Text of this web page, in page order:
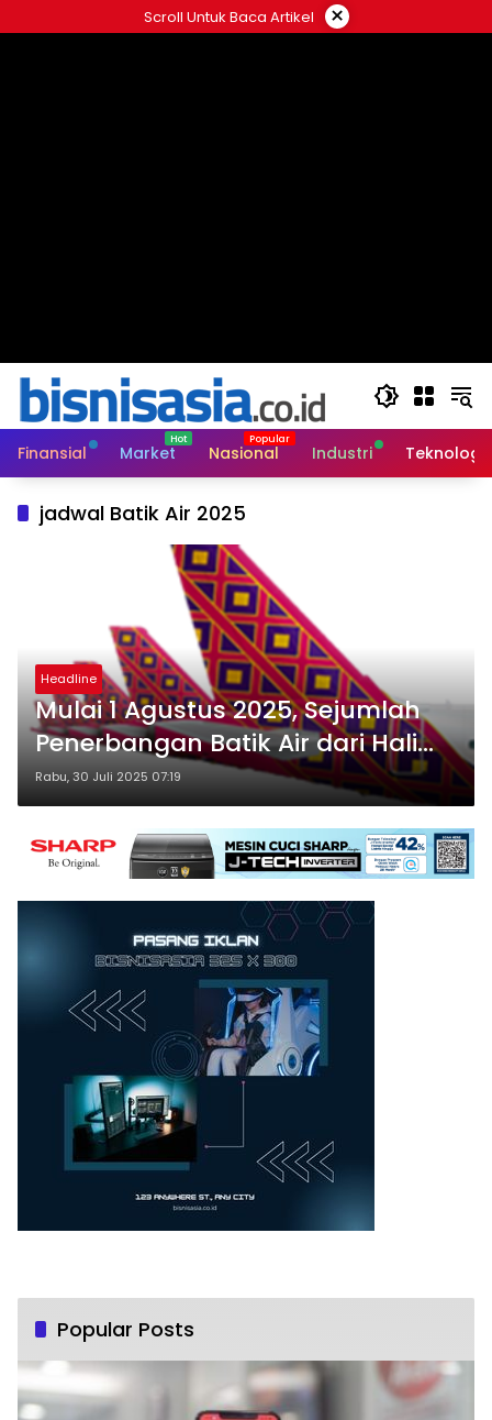
ke
Scroll Untuk Baca Artikel ×
Finansial Market Nasional Industri Teknologi
jadwal Batik Air 2025
Headline
Mulai 1 Agustus 2025, Sejumlah
Penerbangan Batik Air dari Halim
Dialihkan ke Soekarno-Hatta
Rabu, 30 Juli 2025 07:19
Popular Posts